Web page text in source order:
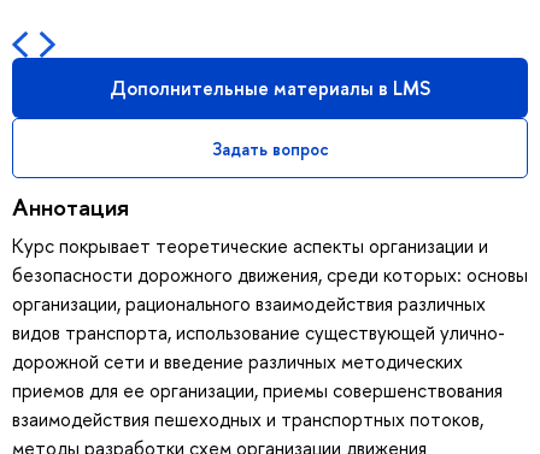
Дополнительные материалы в LMS
Задать вопрос
Аннотация
Курс покрывает теоретические аспекты организации и
безопасности дорожного движения, среди которых: основы
организации, рационального взаимодействия различных
видов транспорта, использование существующей улично-
дорожной сети и введение различных методических
приемов для ее организации, приемы совершенствования
взаимодействия пешеходных и транспортных потоков,
методы разработки схем организации движения